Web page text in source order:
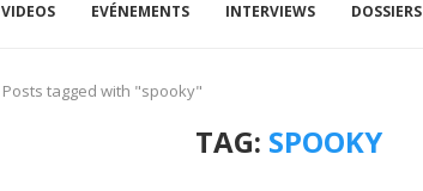
VIDEOS EVÉNEMENTS INTERVIEWS DOSSIERS
Posts tagged with "spooky"
TAG: SPOOKY